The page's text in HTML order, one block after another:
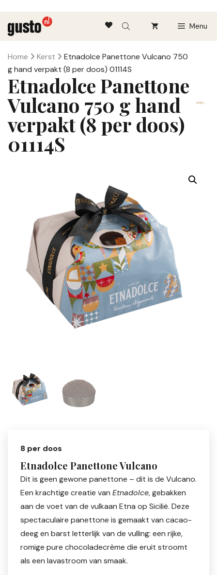
naar
de
inhoud
Menu
Home Kerst
Etnadolce Panettone Vulcano 750
g hand verpakt (8 per doos) 01114S
Etnadolce Panettone
Vulcano 750 g hand
verpakt (8 per doos)
01114S
8 per doos
Etnadolce Panettone Vulcano
Dit is geen gewone panettone – dit is de Vulcano.
Een krachtige creatie van Etnadolce, gebakken
aan de voet van de vulkaan Etna op Sicilië. Deze
spectaculaire panettone is gemaakt van cacao-
deeg en barst letterlijk van de vulling: een rijke,
romige pure chocoladecrème die eruit stroomt
als een lavastroom van smaak.